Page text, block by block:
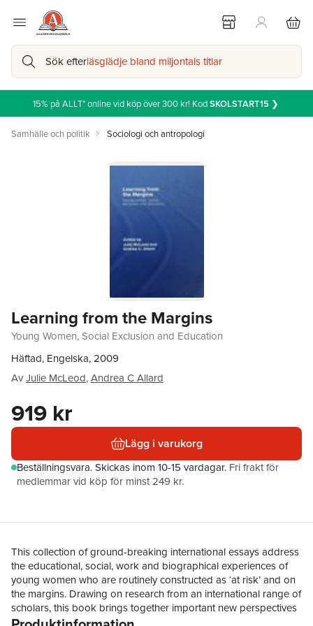
Sök efterläsglädje bland miljontals titlar
15% på ALLT* online vid köp över 300 kr! KodSKOLSTART15❯
Samhälle och politik Sociologi och antropologi
Learning from the Margins
Young Women, Social Exclusion and Education
Häftad, Engelska, 2009
AvJulie McLeod,Andrea C Allard
919 kr
Lägg i varukorg
Beställningsvara.Skickas inom 10-15 vardagar. Fri frakt för
medlemmar vid köp för minst 249 kr.
This collection of ground-breaking international essays address
the educational, social, work and biographical experiences of
young women who are routinely constructed as ‘at risk’ and on
the margins. Drawing on research from an international range of
scholars, this book brings together important new perspectives
on the gendered dimensions of social exclusion and